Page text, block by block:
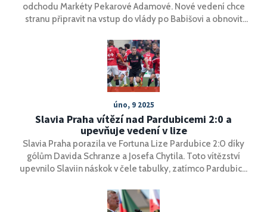
odchodu Markéty Pekarové Adamové. Nové vedení chce
stranu připravit na vstup do vlády po Babišovi a obnovit
úno, 9 2025
Slavia Praha vítězí nad Pardubicemi 2:0 a
upevňuje vedení v lize
Slavia Praha porazila ve Fortuna Lize Pardubice 2:0 díky
gólům Davida Schranze a Josefa Chytila. Toto vítězství
upevnilo Slaviin náskok v čele tabulky, zatímco Pardubice